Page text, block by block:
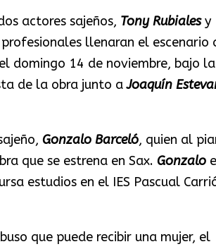
actores sajeños, Tony Rubialesy
llenaran el escenario
domingo 14 de noviembre, bajo la
de la obra junto aJoaquín
Gonzalo Barceló, quien al
que se estrena en Sax. Gonzalo
estudios en el IES Pascual
que puede recibir una mujer, el